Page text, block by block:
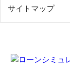
サイトマップ